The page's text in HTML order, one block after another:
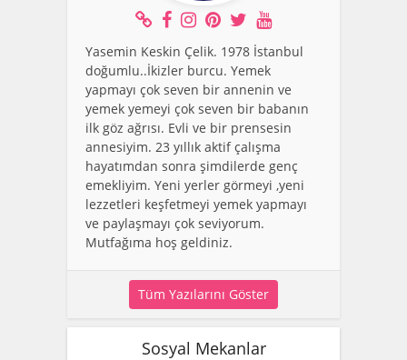
Yasemin Keskin Çelik. 1978 İstanbul
doğumlu..İkizler burcu. Yemek
yapmayı çok seven bir annenin ve
yemek yemeyi çok seven bir babanın
ilk göz ağrısı. Evli ve bir prensesin
annesiyim. 23 yıllık aktif çalışma
hayatımdan sonra şimdilerde genç
emekliyim. Yeni yerler görmeyi ,yeni
lezzetleri keşfetmeyi yemek yapmayı
ve paylaşmayı çok seviyorum.
Mutfağıma hoş geldiniz.
Tüm Yazılarını Göster
Sosyal Mekanlar